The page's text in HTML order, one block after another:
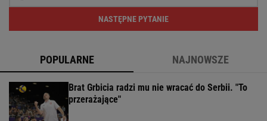
NASTĘPNE PYTANIE
POPULARNE NAJNOWSZE
Brat Grbicia radzi mu nie wracać do Serbii. "To
przerażające"